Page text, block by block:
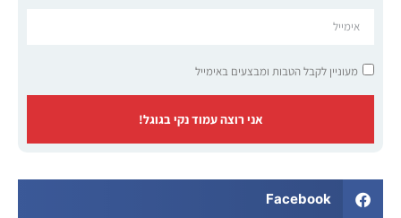
מעוניין לקבל הטבות ומבצעים באימייל
אני רוצה עמוד נקי בגוגל!
Facebook